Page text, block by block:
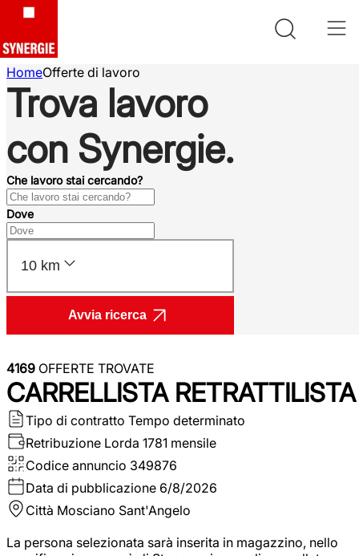
HomeOfferte di lavoro
Trova lavoro
con Synergie.
Che lavoro stai cercando?
Dove
10 km
Avvia ricerca
4169 OFFERTE TROVATE
CARRELLISTA RETRATTILISTA
Tipo di contratto Tempo determinato
Retribuzione Lorda 1781 mensile
Codice annuncio 349876
Data di pubblicazione 6/8/2026
Città Mosciano Sant'Angelo
La persona selezionata sarà inserita in magazzino, nello